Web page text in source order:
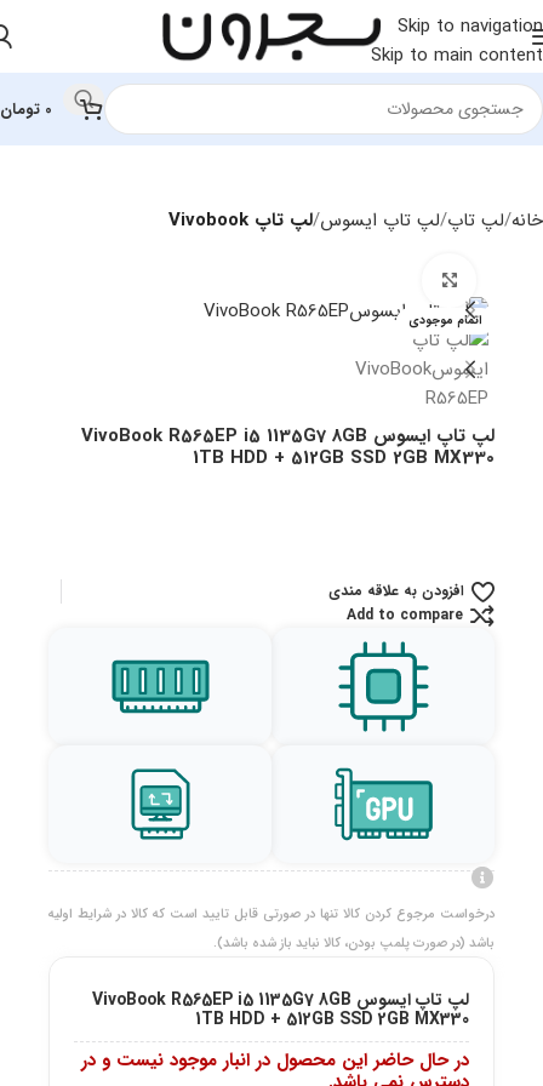
Skip to navigation
Skip to main content
0 تومان
خانه لپ تاپ لپ تاپ ایسوس لپ تاپ Vivobook
اتمام موجودی
لپ تاپ ایسوس VivoBook R565EP i5 1135G7 8GB
1TB HDD + 512GB SSD 2GB MX330
افزودن به علاقه مندی
Add to compare
درخواست مرجوع کردن کالا تنها در صورتی قابل تایید است که کالا در شرایط اولیه
باشد (در صورت پلمپ بودن، کالا نباید باز شده باشد).
لپ تاپ ایسوس VivoBook R565EP i5 1135G7 8GB
1TB HDD + 512GB SSD 2GB MX330
در حال حاضر این محصول در انبار موجود نیست و در